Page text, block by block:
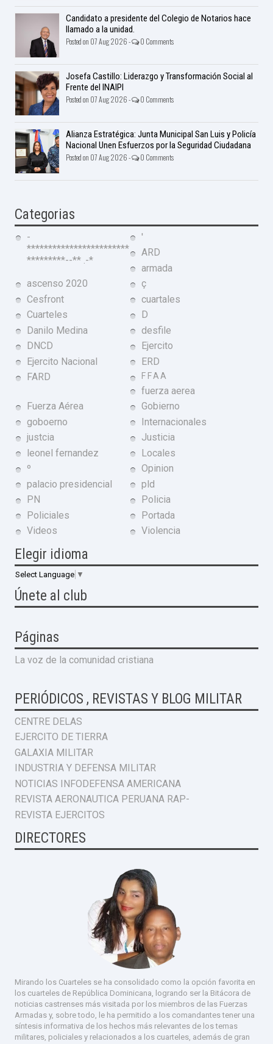
Candidato a presidente del Colegio de Notarios hace
llamado a la unidad.
Posted on 07 Aug 2026 - 0 Comments
Josefa Castillo: Liderazgo y Transformación Social al
Frente del INAIPI
Posted on 07 Aug 2026 - 0 Comments
Alianza Estratégica: Junta Municipal San Luis y Policía
Nacional Unen Esfuerzos por la Seguridad Ciudadana
Posted on 07 Aug 2026 - 0 Comments
Categorias
-
************************
*********--** .-*
'
ARD
armada
ascenso 2020
ç
Cesfront
cuartales
Cuarteles
D
Danilo Medina
desfile
DNCD
Ejercito
Ejercito Nacional
ERD
FARD
FFAA
fuerza aerea
Fuerza Aérea
Gobierno
goboerno
Internacionales
justcia
Justicia
leonel fernandez
Locales
º
Opinion
palacio presidencial
pld
PN
Policia
Policiales
Portada
Videos
Violencia
Elegir idioma
Select Language ▼
Únete al club
Páginas
La voz de la comunidad cristiana
PERIÓDICOS , REVISTAS Y BLOG MILITAR
CENTRE DELAS
EJERCITO DE TIERRA
GALAXIA MILITAR
INDUSTRIA Y DEFENSA MILITAR
NOTICIAS INFODEFENSA AMERICANA
REVISTA AERONAUTICA PERUANA RAP-
REVISTA EJERCITOS
DIRECTORES
Mirando los Cuarteles se ha consolidado como la opción favorita en
los cuarteles de República Dominicana, logrando ser la Bitácora de
noticias castrenses más visitada por los miembros de las Fuerzas
Armadas y, sobre todo, le ha permitido a los comandantes tener una
síntesis informativa de los hechos más relevantes de los temas
militares, policiales y relacionados a los cuarteles, además de gran